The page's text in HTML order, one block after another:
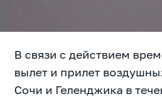
В связи с действием
вылет и прилет
Сочи и Геленджика в